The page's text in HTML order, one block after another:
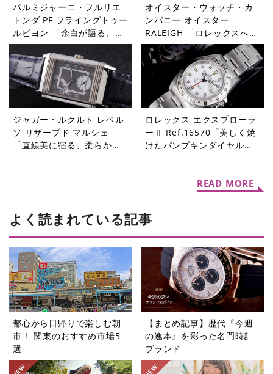
パルミジャーニ・フルリエ
トンダ PF フライングトゥー
ルビヨン 「余白が語る、本
当の贅沢」【今週の逸本
Vol.364】
オイスター・ウォッチ・カ
ンパニー オイスター
RALEIGH 「ロレックスへと
受け継がれたDNA」【今週
の逸本 Vol.363】
ジャガー・ルクルト レベル
ソ リザーブド マルシェ
「直線美に宿る、柔らかな
ロレックス エクスプローラ
ーⅡ Ref.16570「美しく焼
けたパンプキンダイヤル」
READ MORE
よく読まれている記事
都心から日帰りで楽しむ朝
市！ 関東のおすすめ市場5
選
【まとめ記事】歴代『今週
の逸本』を彩った名門時計
ブランド